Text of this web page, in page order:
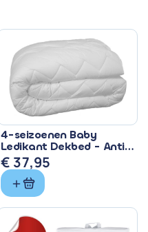
4-seizoenen Baby
Ledikant Dekbed - Anti
Allergisch & Wasbaar
€ 37,95